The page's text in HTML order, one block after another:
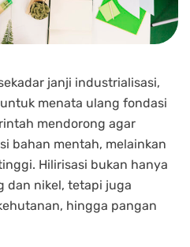
janji industrialisasi,
menata ulang fondasi
mendorong agar
bahan mentah, melainkan
Hilirisasi bukan hanya
dan nikel, tetapi juga
hingga pangan